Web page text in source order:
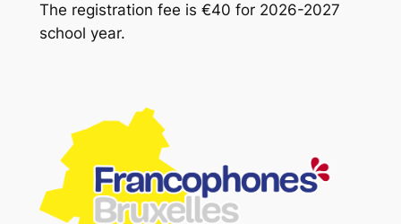
The registration fee is €40 for 2026-2027
school year.